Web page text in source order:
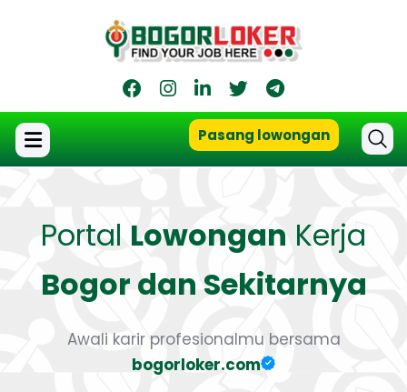
Pasang lowongan
Portal Lowongan Kerja
Bogor dan Sekitarnya
Awali karir profesionalmu bersama
bogorloker.com